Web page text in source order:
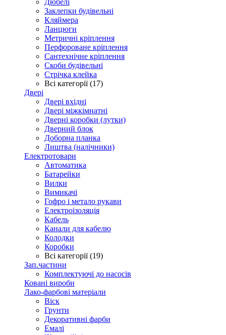
Дюбелі
Заклепки будівельні
Кляймера
Ланцюги
Метричні кріплення
Перфороване кріплення
Сантехнічне кріплення
Скоби будівельні
Стрічка клейка
Всі категорії (17)
Двері
Двері вхідні
Двері міжкімнатні
Дверні коробки (лутки)
Дверний блок
Доборна планка
Лиштва (налічники)
Електротовари
Автоматика
Батарейки
Вилки
Вимикачі
Гофро і метало рукави
Електроізоляція
Кабель
Канали для кабелю
Колодки
Коробки
Всі категорії (19)
Зап.частини
Комплектуючі до насосів
Ковані вироби
Лако-фарбові матеріали
Віск
Грунти
Декоративні фарби
Емалі